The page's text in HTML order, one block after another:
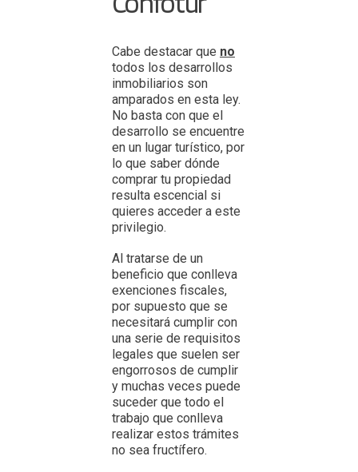
Cabe destacar que no
todos los desarrollos
inmobiliarios son
amparados en esta ley.
No basta con que el
desarrollo se encuentre
en un lugar turístico, por
lo que saber dónde
comprar tu propiedad
resulta escencial si
quieres acceder a este
privilegio.
Al tratarse de un
beneficio que conlleva
exenciones fiscales,
por supuesto que se
necesitará cumplir con
una serie de requisitos
legales que suelen ser
engorrosos de cumplir
y muchas veces puede
suceder que todo el
trabajo que conlleva
realizar estos trámites
no sea fructífero.